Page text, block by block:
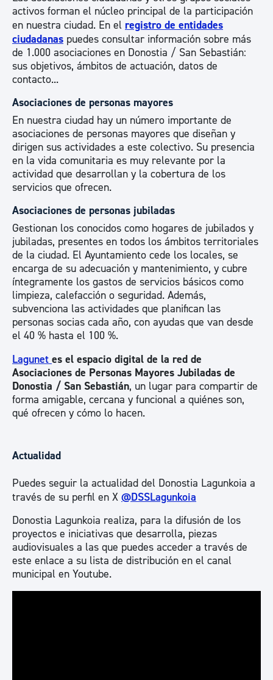
activos forman el núcleo principal de la participación
en nuestra ciudad. En el registro de entidades
ciudadanas puedes consultar información sobre más
de 1.000 asociaciones en Donostia / San Sebastián:
sus objetivos, ámbitos de actuación, datos de
contacto...
Asociaciones de personas mayores
En nuestra ciudad hay un número importante de
asociaciones de personas mayores que diseñan y
dirigen sus actividades a este colectivo. Su presencia
en la vida comunitaria es muy relevante por la
actividad que desarrollan y la cobertura de los
servicios que ofrecen.
Asociaciones de personas jubiladas
Gestionan los conocidos como hogares de jubilados y
jubiladas, presentes en todos los ámbitos territoriales
de la ciudad. El Ayuntamiento cede los locales, se
encarga de su adecuación y mantenimiento, y cubre
íntegramente los gastos de servicios básicos como
limpieza, calefacción o seguridad. Además,
subvenciona las actividades que planifican las
personas socias cada año, con ayudas que van desde
el 40 % hasta el 100 %.
Lagunet es el espacio digital de la red de
Asociaciones de Personas Mayores Jubiladas de
Donostia / San Sebastián, un lugar para compartir de
forma amigable, cercana y funcional a quiénes son,
qué ofrecen y cómo lo hacen.
Actualidad
Puedes seguir la actualidad del Donostia Lagunkoia a
través de su perfil en X @DSSLagunkoia
Donostia Lagunkoia realiza, para la difusión de los
proyectos e iniciativas que desarrolla, piezas
audiovisuales a las que puedes acceder a través de
este enlace a su lista de distribución en el canal
municipal en Youtube.